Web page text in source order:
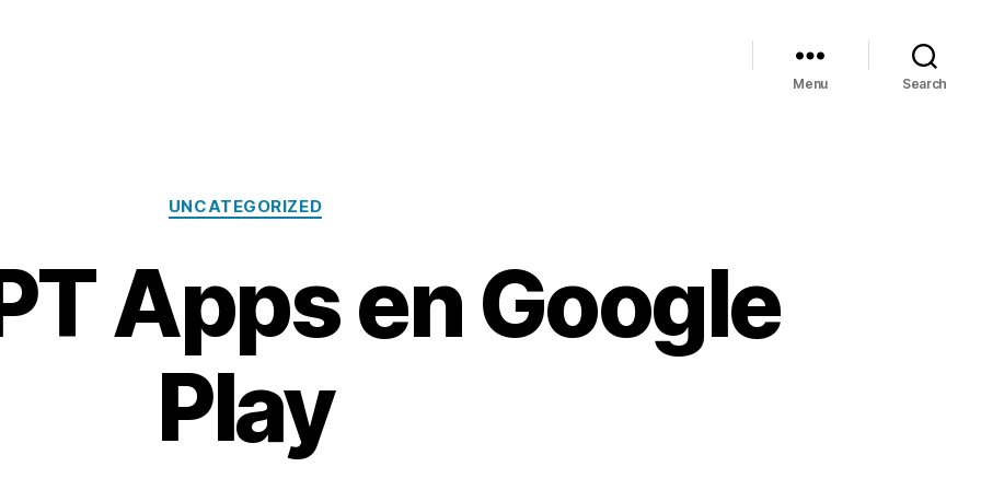
Menu Search
Categories
UNCATEGORIZED
Apps en Google
Play